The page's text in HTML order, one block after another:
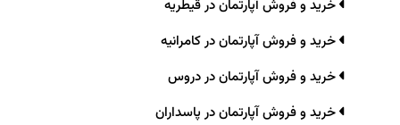
خرید و فروش آپارتمان در قیطریه
خرید و فروش آپارتمان در کامرانیه
خرید و فروش آپارتمان در دروس
خرید و فروش آپارتمان در پاسداران